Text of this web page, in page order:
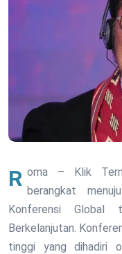
Roma – Klik Ternak. Mentan Syahrul Yasin Limpo berangkat
Konferensi Global
Berkelanjutan.
tinggi yang dihadiri